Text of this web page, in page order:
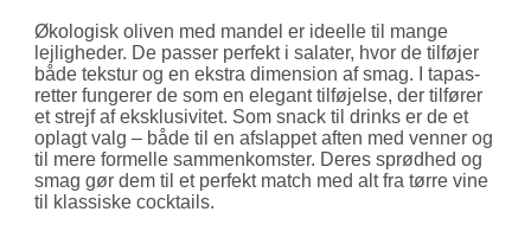
Økologisk oliven med mandel er ideelle til mange
lejligheder. De passer perfekt i salater, hvor de tilføjer
både tekstur og en ekstra dimension af smag. I tapas-
retter fungerer de som en elegant tilføjelse, der tilfører
et strejf af eksklusivitet. Som snack til drinks er de et
oplagt valg – både til en afslappet aften med venner og
til mere formelle sammen­komster. Deres sprødhed og
smag gør dem til et perfekt match med alt fra tørre vine
til klassiske cocktails.